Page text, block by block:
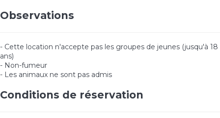
Observations
- Cette location n'accepte pas les groupes de jeunes (jusqu'à 18
ans)
- Non-fumeur
- Les animaux ne sont pas admis
Conditions de réservation